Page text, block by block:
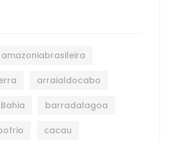
amazoniabrasileira
arraialdocabo
Bahia barradalagoa
cacau